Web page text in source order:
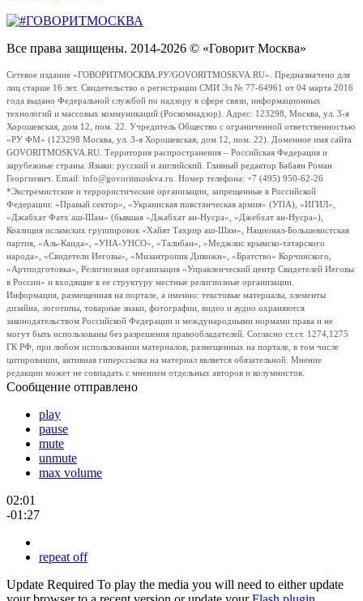
Все права защищены. 2014-2026 © «Говорит Москва»
Сетевое издание «ГОВОРИТМОСКВА.РУ/GOVORITMOSKVA.RU». Предназначено для
лиц старше 16 лет. Свидетельство о регистрации СМИ Эл № 77-64961 от 04 марта 2016
года выдано Федеральной службой по надзору в сфере связи, информационных
технологий и массовых коммуникаций (Роскомнадзор). Адрес: 123298, Москва, ул. 3-я
Хорошевская, дом 12, пом. 22. Учредитель Общество с ограниченной ответственностью
«РУ ФМ» (123298 Москва, ул. 3-я Хорошевская, дом 12, пом. 22). Доменное имя сайта
GOVORITMOSKVA.RU. Территория распространения – Российская Федерация и
зарубежные страны. Языки: русский и английский. Главный редактор Бабаян Роман
Георгиевич. Email: info@govoritmoskva.ru. Номер телефона: +7 (495) 950-62-26
*Экстремистские и террористические организации, запрещенные в Российской
Федерации: «Правый сектор», «Украинская повстанческая армия» (УПА), «ИГИЛ»,
«Джабхат Фатх аш-Шам» (бывшая «Джабхат ан-Нусра», «Джебхат ан-Нусра»),
Коалиция исламских группировок «Хайят Тахрир аш-Шам», Национал-Большевистская
партия, «Аль-Каида», «УНА-УНСО», «Талибан», «Меджлис крымско-татарского
народа», «Свидетели Иеговы», «Мизантропик Дивижн», «Братство» Корчинского,
«Артподготовка», Религиозная организация «Управленческий центр Свидетелей Иеговы
в России» и входящие в ее структуру местные религиозные организации.
Информация, размещенная на портале, а именно: текстовые материалы, элементы
дизайна, логотипы, товарные знаки, фотографии, видео и аудио охраняются
законодательством Российской Федерации и международными нормами права и не
могут быть использованы без разрешения правообладателей. Согласно ст.ст. 1274,1275
ГК РФ, при любом использовании материалов, размещенных на портале, в том числе
цитировании, активная гиперссылка на материал является обязательной. Мнение
редакции может не совпадать с мнением отдельных авторов и колумнистов.
Сообщение отправлено
play
pause
mute
unmute
max volume
02:01
-01:27
repeat off
Update Required To play the media you will need to either update